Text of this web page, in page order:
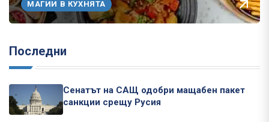
МАГИИ В КУХНЯТА
Последни
Сенатът на САЩ одобри мащабен пакет
санкции срещу Русия